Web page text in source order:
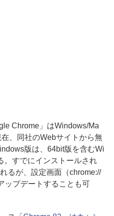
Chrome」はWindows/Ma
、同社のWebサイトから無
版は、64bit版を含むWi
。すでにインストールされ
るが、設定画面（chrome://
ップデートすることも可